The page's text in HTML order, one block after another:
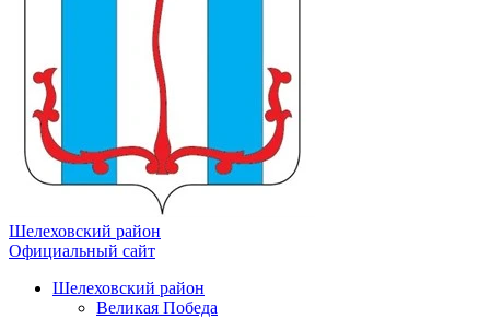
Шелеховский район
Официальный сайт
Шелеховский район
Великая Победа